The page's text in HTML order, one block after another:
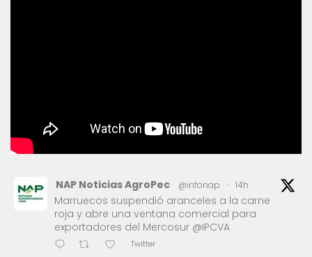
NAP Noticias AgroPec @infonap · 14h
Marruecos suspendió aranceles a la carne
roja y abre una ventana comercial para
exportadores del Mercosur @IPCVA
Twitter